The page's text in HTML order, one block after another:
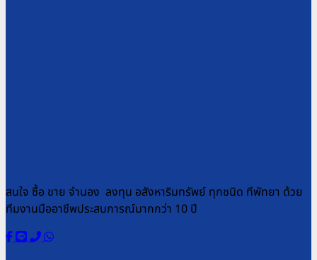
สนใจ ซื้อ ขาย จำนอง ลงทุน อสังหาริมทรัพย์ ทุกชนิด ทีพัทยา ด้วย
ทีมงานมืออาชีพประสบการณ์มากกว่า 10 ปี